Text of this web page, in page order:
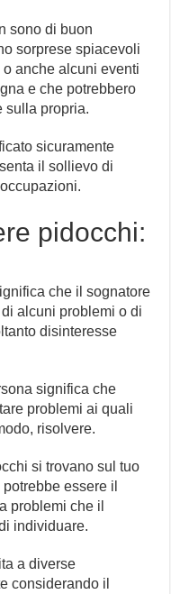
sono di buon
sorprese spiacevoli
anche alcuni eventi
e che potrebbero
sulla propria.
sicuramente
il sollievo di
pidocchi:
che il sognatore
alcuni problemi o di
disinteresse
significa che
problemi ai quali
risolvere.
si trovano sul tuo
essere il
problemi che il
individuare.
a diverse
considerando il